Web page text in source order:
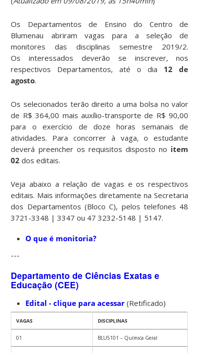
Os Departamentos de Ensino do Centro de
Blumenau abriram vagas para a seleção de
monitores das disciplinas semestre 2019/2.
Os interessados deverão se inscrever, nos
respectivos Departamentos, até o dia 12 de
agosto.
Os selecionados terão direito a uma bolsa no valor
de R$ 364,00 mais auxílio-transporte de R$ 90,00
para o exercício de doze horas semanais de
atividades. Para concorrer à vaga, o estudante
deverá preencher os requisitos disposto no item
02 dos editais.
Veja abaixo a relação de vagas e os respectivos
editais. Mais informações diretamente na Secretaria
dos Departamentos (Bloco C), pelos telefones 48
3721-3348 | 3347 ou 47 3232-5148 | 5147.
O que é monitoria?
---
Departamento de Ciências Exatas e
Educação (CEE)
Edital - clique para acessar(Retificado)
VAGAS DISCIPLINAS
01 BLU5101 – Química Geral